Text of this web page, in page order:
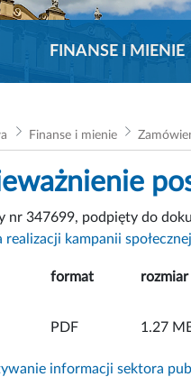
FINANSE I MIENIE
Finanse i mienie
nr 347699, podpięty do
realizacji kampanii społecznej
format rozmiar
ZAŁĄCZNIK
PDF 1.27
informacji sektora